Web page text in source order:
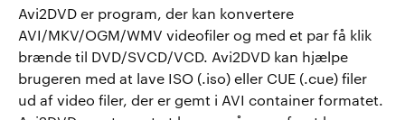
Avi2DVD er program, der kan konvertere
AVI/MKV/OGM/WMV videofiler og med et par få klik
brænde til DVD/SVCD/VCD. Avi2DVD kan hjælpe
brugeren med at lave ISO (.iso) eller CUE (.cue) filer
ud af video filer, der er gemt i AVI container formatet.